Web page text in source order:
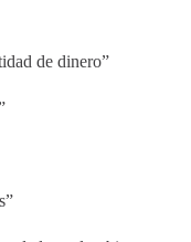
de dinero”